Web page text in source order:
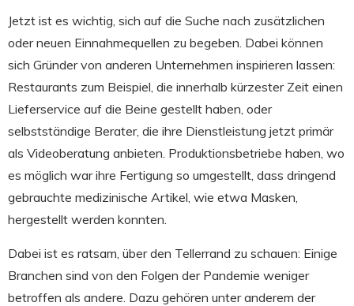
Jetzt ist es wichtig, sich auf die Suche nach zusätzlichen
oder neuen Einnahmequellen zu begeben. Dabei können
sich Gründer von anderen Unternehmen inspirieren lassen:
Restaurants zum Beispiel, die innerhalb kürzester Zeit einen
Lieferservice auf die Beine gestellt haben, oder
selbstständige Berater, die ihre Dienstleistung jetzt primär
als Videoberatung anbieten. Produktionsbetriebe haben, wo
es möglich war ihre Fertigung so umgestellt, dass dringend
gebrauchte medizinische Artikel, wie etwa Masken,
hergestellt werden konnten.
Dabei ist es ratsam, über den Tellerrand zu schauen: Einige
Branchen sind von den Folgen der Pandemie weniger
betroffen als andere. Dazu gehören unter anderem der